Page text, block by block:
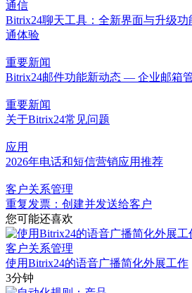
通信
Bitrix24聊天工具：全新界面与升级
通体验
重要新闻
Bitrix24邮件功能新动态 — 企业邮箱
重要新闻
关于Bitrix24常见问题
应用
2026年电话和短信营销应用推荐
客户关系管理
重复发票：创建并发送给客户
您可能还喜欢
客户关系管理
使用Bitrix24的语音广播简化外展工作
3分钟